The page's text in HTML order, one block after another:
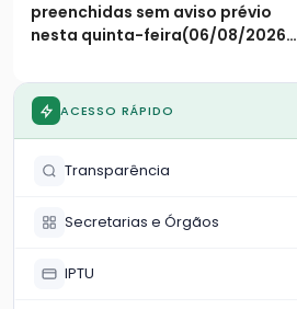
preenchidas sem aviso prévio
nesta quinta-feira(06/08/2026).
CPF
ACESSO RÁPIDO
Transparência
Secretarias e Órgãos
IPTU